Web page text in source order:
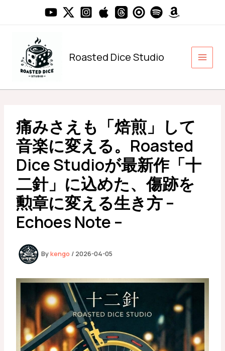
Roasted Dice Studio
痛みさえも「焙煎」して
音楽に変える。Roasted
Dice Studioが最新作「十
二針」に込めた、傷跡を
勲章に変える生き方 –
Echoes Note –
Bykengo / 2026-04-05